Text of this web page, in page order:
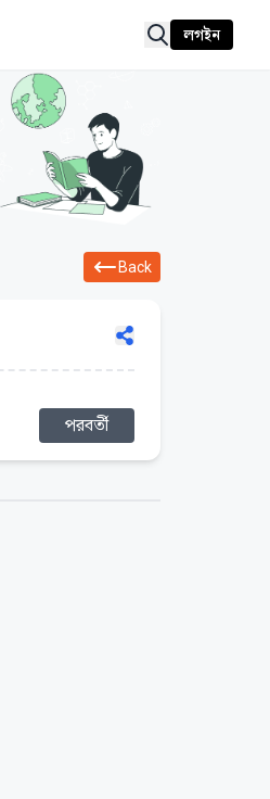
লগইন
Back
পরবর্তী